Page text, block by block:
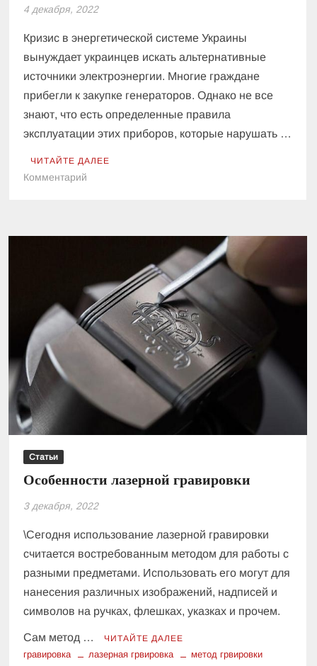
4 декабря, 2022
Кризис в энергетической системе Украины
вынуждает украинцев искать альтернативные
источники электроэнергии. Многие граждане
прибегли к закупке генераторов. Однако не все
знают, что есть определенные правила
эксплуатации этих приборов, которые нарушать …
ЧИТАЙТЕ ДАЛЕЕ
Комментарий
денежные
взыскания
Статьи
Особенности лазерной гравировки
3 декабря, 2022
\Сегодня использование лазерной гравировки
считается востребованным методом для работы с
разными предметами. Использовать его могут для
нанесения различных изображений, надписей и
символов на ручках, флешках, указках и прочем.
Сам метод … ЧИТАЙТЕ ДАЛЕЕ
гравировка лазерная грвировка метод грвировки